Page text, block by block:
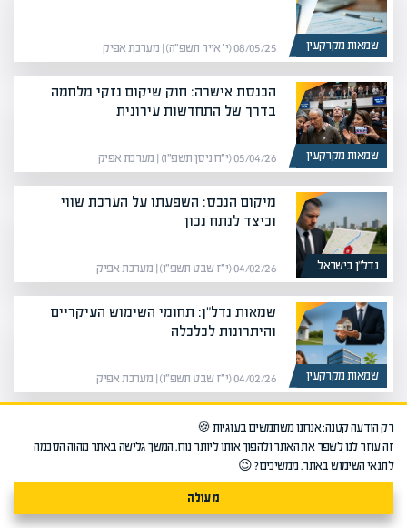
שמאות מקרקעין 08/05/25 (י׳ אייר תשפ״ה) | מערכת אפיק
שמאות מקרקעין
הכנסת אישרה: חוק שיקום נזקי מלחמה
בדרך של התחדשות עירונית
05/04/26 (י״ח ניסן תשפ״ו) | מערכת אפיק
נדל”ן בישראל
מיקום הנכס: השפעתו על הערכת שווי
וכיצד לנתח נכון
04/02/26 (י״ז שבט תשפ״ו) | מערכת אפיק
שמאות מקרקעין
שמאות נדל"ן: תחומי השימוש העיקריים
והיתרונות לכלכלה
04/02/26 (י״ז שבט תשפ״ו) | מערכת אפיק
לימודים וקריירה
בולטותה של מכללת אפיק בתחום לימודי
שמאות מקרקעין
רק הודעה קטנה: אנחנו משתמשים בעוגיות 🍪
זה עוזר לנו לשפר את האתר ולהפוך אותו ליותר נוח. המשך גלישה באתר מהוה הסכמה
לתנאי השימוש באתר. ממשיכים? 😉
מעולה